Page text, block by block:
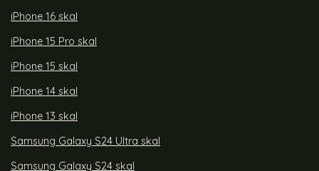
iPhone 16 skal
iPhone 15 Pro skal
iPhone 15 skal
iPhone 14 skal
iPhone 13 skal
Samsung Galaxy S24 Ultra skal
Samsung Galaxy S24 skal